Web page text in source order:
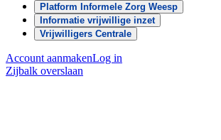
Platform Informele Zorg Weesp
Informatie vrijwillige inzet
Vrijwilligers Centrale
Account aanmakenLog in
Zijbalk overslaan